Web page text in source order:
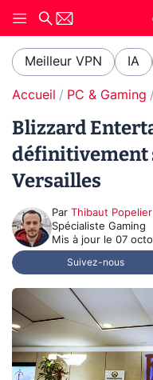
Meilleur VPN IA
Accueil PC & Gaming
Blizzard
définitivement
Versailles
Par Thibaut Popelier
Spécialiste Gaming
Mis à jour le 07
Suivez-nous